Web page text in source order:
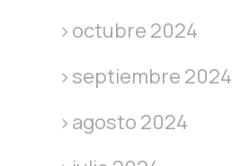
octubre 2024
septiembre 2024
agosto 2024